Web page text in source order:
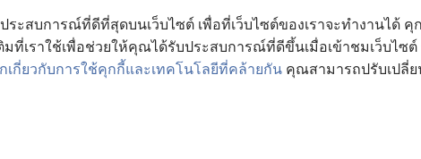
ะสบการณ์ที่ดีที่สุดบนเว็บไซต์ เพื่อที่เว็บไซต์ของเราจะทำงานได้ คุ
ที่เราใช้เพื่อช่วยให้คุณได้รับประสบการณ์ที่ดีขึ้นเมื่อเข้าชมเว็บไ
เกี่ยวกับการใช้คุกกี้และเทคโนโลยีที่คล้ายกัน คุณสามารถปรับเปลี่ย
บเบิล​แบบ​ละคร